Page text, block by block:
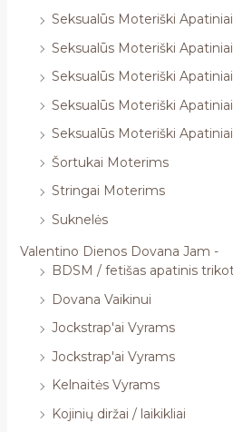
Seksualūs Moteriški Apatiniai
Seksualūs Moteriški Apatiniai
Seksualūs Moteriški Apatiniai
Seksualūs Moteriški Apatiniai
Seksualūs Moteriški Apatiniai
Šortukai Moterims
Stringai Moterims
Suknelės
Valentino Dienos Dovana Jam -
BDSM / fetišas apatinis
Dovana Vaikinui
Jockstrap'ai Vyrams
Jockstrap'ai Vyrams
Kelnaitės Vyrams
Kojinių diržai / laikikliai